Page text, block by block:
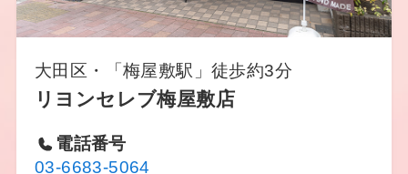
大田区・「梅屋敷駅」徒歩約3分
リヨンセレブ梅屋敷店
電話番号
03-6683-5064
リヨンセレブ西葛西店
公式LINE
リヨンセレブ西葛西店